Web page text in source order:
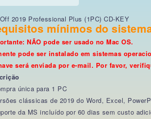
2019 Professional Plus (1PC) CD-KEY
mínimos do
NÃO pode ser usado no Mac OS.
pode ser instalado em sistemas
será enviada por e-mail. Por favor,
única para 1 PC
clássicas de 2019 do Word, Excel,
da MS incluído por 60 dias sem custo